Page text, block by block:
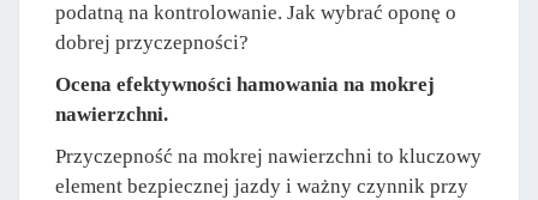
podatną na kontrolowanie. Jak wybrać oponę o
dobrej przyczepności?
Ocena efektywności hamowania na mokrej
nawierzchni.
Przyczepność na mokrej nawierzchni to kluczowy
element bezpiecznej jazdy i ważny czynnik przy